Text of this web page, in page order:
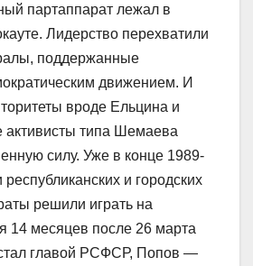
партаппарат лежал в
Лидерство перехватили
поддержанные
движением. И
вроде Ельцина и
активисты типа Шемаева
силу. Уже в конце 1989-
и городских
решили играть на
14 месяцев после 26 марта
главой РСФСР, Попов —